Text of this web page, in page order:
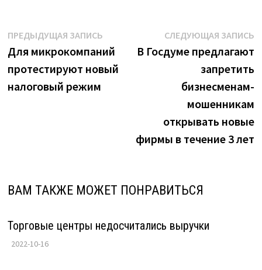
Навигация
по
записям
ПРЕДЫДУЩАЯ ЗАПИСЬПредыдущая
запись:
Для микрокомпаний
протестируют новый
налоговый режим
СЛЕДУЮЩАЯ ЗАПИСЬ
В Госдуме предлагают
запретить
бизнесменам-
мошенникам
открывать новые
фирмы в течение 3 лет
ВАМ ТАКЖЕ МОЖЕТ ПОНРАВИТЬСЯ
Торговые центры недосчитались выручки
2022-10-16